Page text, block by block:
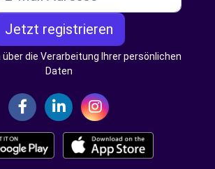
Jetzt registrieren
die Verarbeitung Ihrer persönlichen
Daten